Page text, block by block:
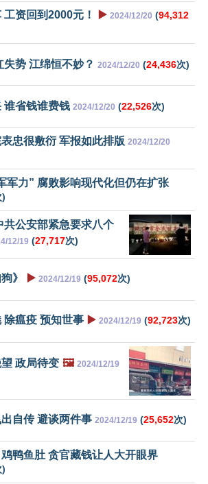
资回到2000元！ ▶️ 2024/12/20 (94,312
势 江绵恒不妙？ 2024/12/20 (24,436次)
谁省钱谁费钱 2024/12/20 (22,526次)
忠很敷衍 军报如此排版 2024/12/20
军力” 腐败影响现代化但仍在扩张
)
共公安部紧急要求八个
12/19 (27,717次)
》 ▶️ 2024/12/19 (95,072次)
除瘟疫 预知世事 ▶️ 2024/12/19 (92,723次)
政局待变 🖼️ 2024/12/19
自传 避谈两件事 2024/12/19 (25,652次)
鸭鱼肚 贪官藏钱让人大开眼界
)